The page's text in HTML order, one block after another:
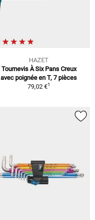
HAZET
Tournevis À Six Pans Creux
avec poignée en T, 7 pièces
79,02 €1